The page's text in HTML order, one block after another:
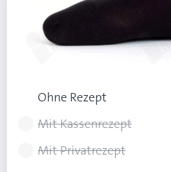
Ab 3 Stk.
Ohne Rezept
Mit Kassenrezept
Mit Privatrezept